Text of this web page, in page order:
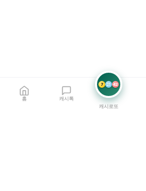
홈 캐시톡
7 21 42
캐시로또